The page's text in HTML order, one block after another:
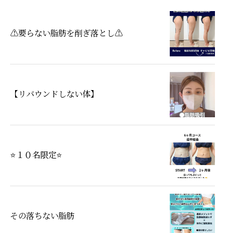
⚠️要らない脂肪を削ぎ落とし⚠️
【リバウンドしない体】
⭐１０名限定⭐
その落ちない脂肪